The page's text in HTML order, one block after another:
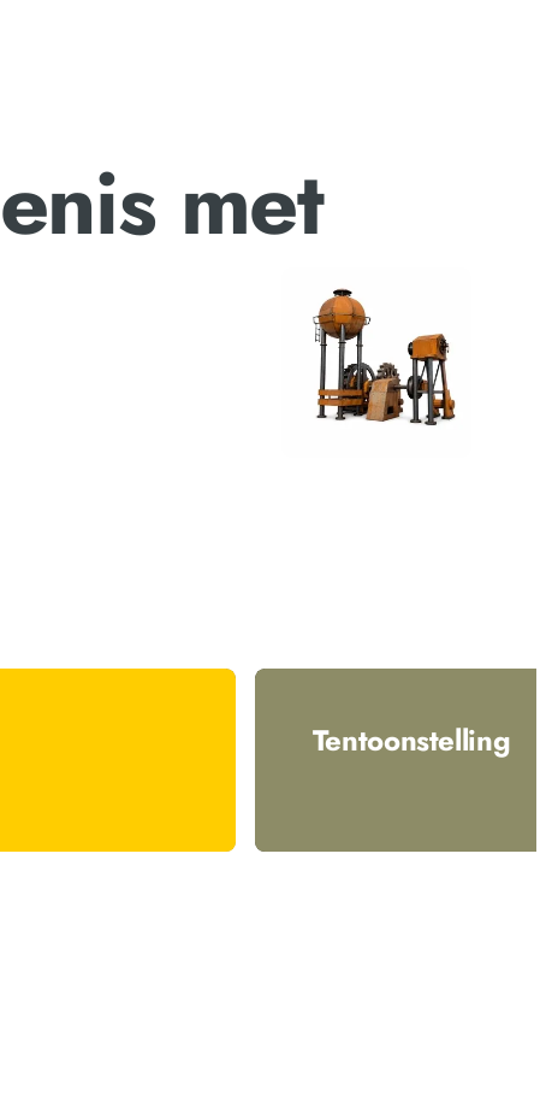
met
Tentoonstelling